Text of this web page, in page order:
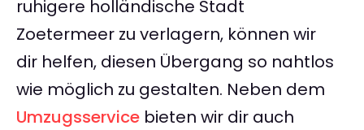
ruhigere holländische Stadt
Zoetermeer zu verlagern, können wir
dir helfen, diesen Übergang so nahtlos
wie möglich zu gestalten. Neben dem
Umzugsservice bieten wir dir auch